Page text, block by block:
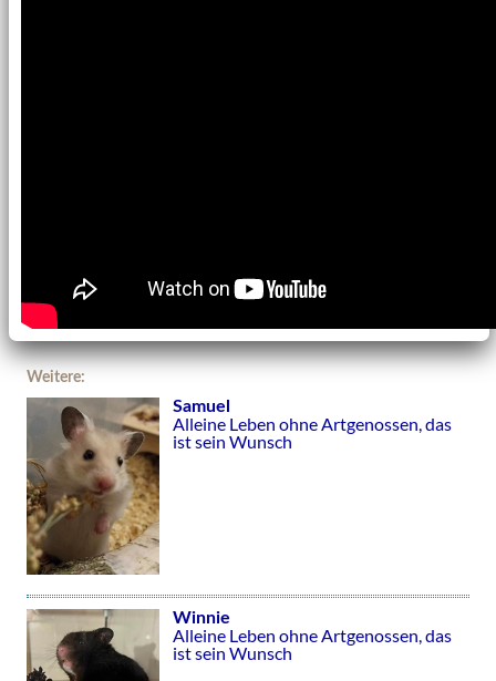
Weitere:
Samuel
Alleine Leben ohne Artgenossen, das
ist sein Wunsch
Winnie
Alleine Leben ohne Artgenossen, das
ist sein Wunsch